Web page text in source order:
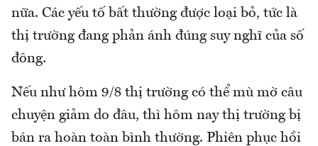
nữa. Các yếu tố bất thường được loại bỏ, tức là
thị trường đang phản ánh đúng suy nghĩ của số
đông.
Nếu như hôm 9/8 thị trường có thể mù mờ câu
chuyện giảm do đâu, thì hôm nay thị trường bị
bán ra hoàn toàn bình thường. Phiên phục hồi